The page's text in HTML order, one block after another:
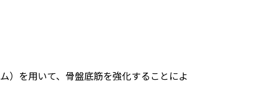
）を用いて、骨盤底筋を強化することによ